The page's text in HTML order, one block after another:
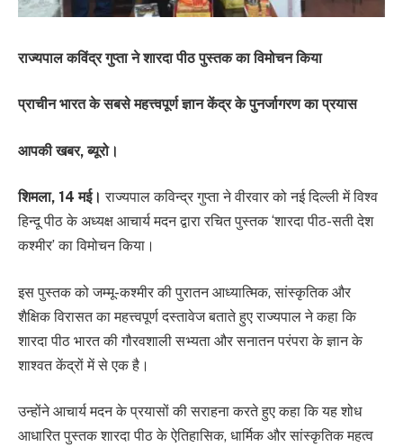
राज्यपाल कविंद्र गुप्ता ने शारदा पीठ पुस्तक का विमोचन किया
प्राचीन भारत के सबसे महत्त्वपूर्ण ज्ञान केंद्र के पुनर्जागरण का प्रयास
आपकी खबर, ब्यूरो।
शिमला, 14 मई।राज्यपाल कविन्द्र गुप्ता ने वीरवार को नई दिल्ली में विश्व
हिन्दू पीठ के अध्यक्ष आचार्य मदन द्वारा रचित पुस्तक ‘शारदा पीठ-सती देश
कश्मीर’ का विमोचन किया।
इस पुस्तक को जम्मू-कश्मीर की पुरातन आध्यात्मिक, सांस्कृतिक और
शैक्षिक विरासत का महत्त्वपूर्ण दस्तावेज बताते हुए राज्यपाल ने कहा कि
शारदा पीठ भारत की गौरवशाली सभ्यता और सनातन परंपरा के ज्ञान के
शाश्वत केंद्रों में से एक है।
उन्होंने आचार्य मदन के प्रयासों की सराहना करते हुए कहा कि यह शोध
आधारित पुस्तक शारदा पीठ के ऐतिहासिक, धार्मिक और सांस्कृतिक महत्व